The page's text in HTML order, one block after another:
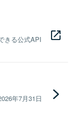
きる公式API
年7月31日